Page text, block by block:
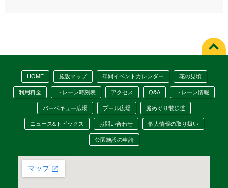
HOME 施設マップ 年間イベントカレンダー 花の見頃
利用料金 トレーン時刻表 アクセス Q&A トレーン情報
バーベキュー広場 プール広場 庭めぐり散歩道
ニュース&トピックス お問い合わせ 個人情報の取り扱い
公園施設の申請